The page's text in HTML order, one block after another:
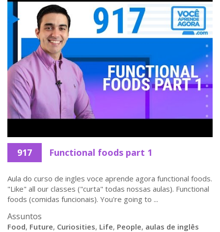
917 Functional foods part 1
Aula do curso de ingles voce aprende agora functional foods.
"Like" all our classes ("curta" todas nossas aulas). Functional
foods (comidas funcionais). You're going to ...
Assuntos
Food, Future, Curiosities, Life, People, aulas de inglês